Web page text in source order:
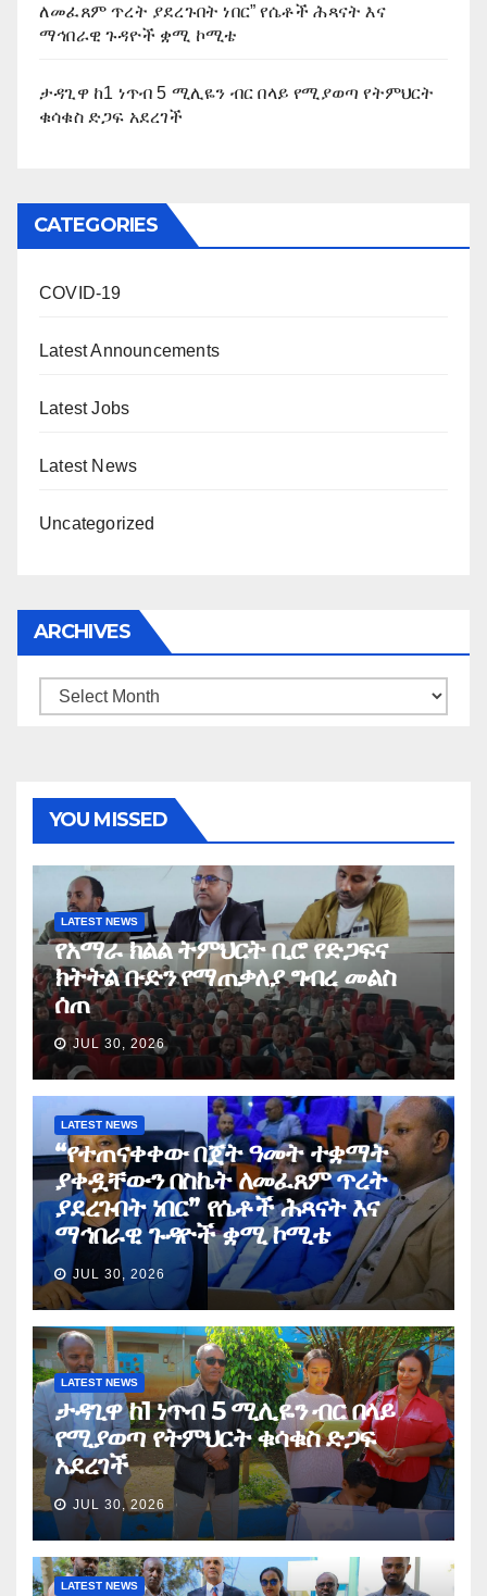
ለመፈጸም ጥረት ያደረጉበት ነበር” የሴቶች ሕጻናት እና
ማኅበራዊ ጉዳዮች ቋሚ ኮሚቴ
ታዳጊዋ ከ1 ነጥብ 5 ሚሊዬን ብር በላይ የሚያወጣ የትምህርት
ቁሳቁስ ድጋፍ አደረገች
CATEGORIES
COVID-19
Latest Announcements
Latest Jobs
Latest News
Uncategorized
ARCHIVES
Archives
YOU MISSED
LATEST NEWS
የአማራ ክልል ትምህርት ቢሮ የድጋፍና
ክትትል ቡድን የማጠቃለያ ግብረ መልስ
ሰጠ
JUL 30, 2026
LATEST NEWS
“የተጠናቀቀው በጀት ዓመት ተቋማት
ያቀዷቸውን በስኬት ለመፈጸም ጥረት
ያደረጉበት ነበር” የሴቶች ሕጻናት እና
ማኅበራዊ ጉዳዮች ቋሚ ኮሚቴ
JUL 30, 2026
LATEST NEWS
ታዳጊዋ ከ1 ነጥብ 5 ሚሊዬን ብር በላይ
የሚያወጣ የትምህርት ቁሳቁስ ድጋፍ
አደረገች
JUL 30, 2026
LATEST NEWS